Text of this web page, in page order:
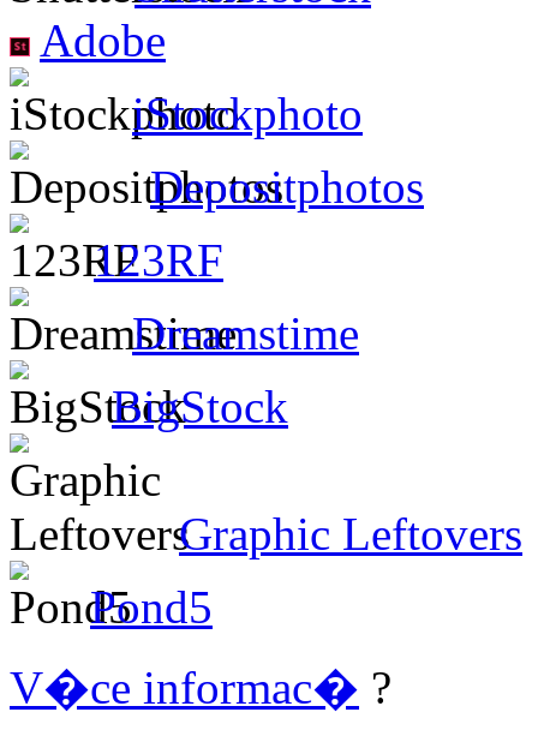
Adobe
iStockphoto
Depositphotos
123RF
Dreamstime
BigStock
Graphic Leftovers
Pond5
V�ce informac� ?